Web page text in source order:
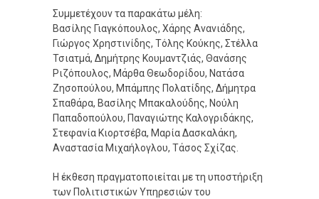
Συμμετέχουν τα παρακάτω μέλη:
Βασίλης Γιαγκόπουλος, Χάρης Ανανιάδης,
Γιώργος Χρηστινίδης, Τόλης Κούκης, Στέλλα
Τσιατμά, Δημήτρης Κουμαντζιάς, Θανάσης
Ριζόπουλος, Μάρθα Θεωδορίδου, Νατάσα
Ζησοπούλου, Μπάμπης Πολατίδης, Δήμητρα
Σπαθάρα, Βασίλης Μπακαλούδης, Νούλη
Παπαδοπούλου, Παναγιώτης Καλογριδάκης,
Στεφανία Κιορτσέβα, Μαρία Δασκαλάκη,
Αναστασία Μιχαήλογλου, Τάσος Σχίζας.
Η έκθεση πραγματοποιείται με τη υποστήριξη
των Πολιτιστικών Υπηρεσιών του